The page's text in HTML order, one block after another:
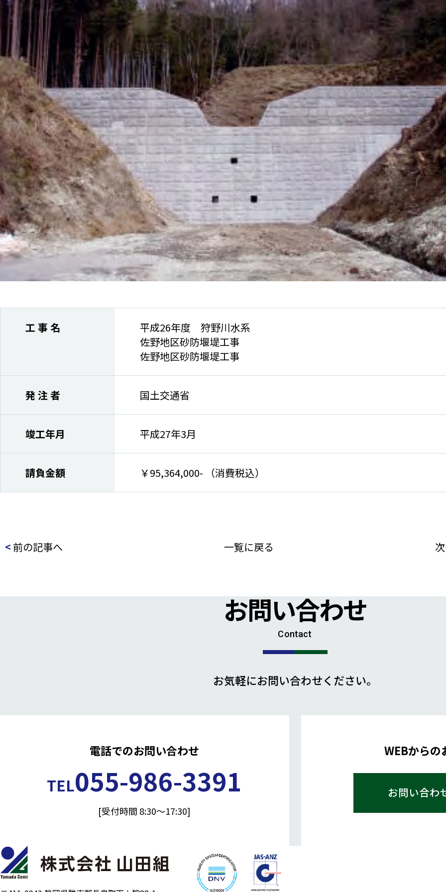
工 事 名
平成26年度 狩野川水系
佐野地区砂防堰堤工事
佐野地区砂防堰堤工事
発 注 者 国土交通省
竣工年月 平成27年3月
請負金額 ￥95,364,000- （消費税込）
< 前の記事へ 一覧に戻る
お問い合わせ
Contact
お気軽にお問い合わせください。
電話でのお問い合わせ
TEL055-986-3391
[受付時間 8:30～17:30]
WEBからの
お問い合わ